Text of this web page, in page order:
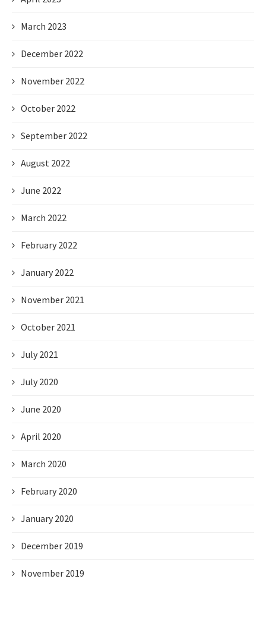
March 2023
December 2022
November 2022
October 2022
September 2022
August 2022
June 2022
March 2022
February 2022
January 2022
November 2021
October 2021
July 2021
July 2020
June 2020
April 2020
March 2020
February 2020
January 2020
December 2019
November 2019